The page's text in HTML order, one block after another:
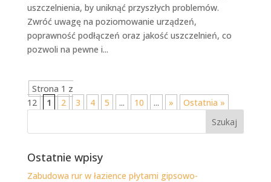
uszczelnienia, by uniknąć przyszłych problemów.
Zwróć uwagę na poziomowanie urządzeń,
poprawność podłączeń oraz jakość uszczelnień, co
pozwoli na pewne i...
Strona 1 z
12
1 2 3 4 5 ... 10 ... » Ostatnia »
Ostatnie wpisy
Zabudowa rur w łazience płytami gipsowo-